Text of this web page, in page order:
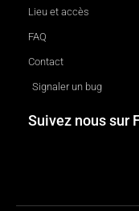
Lieu et accès
FAQ
Contact
Signaler un bug
Suivez nous sur